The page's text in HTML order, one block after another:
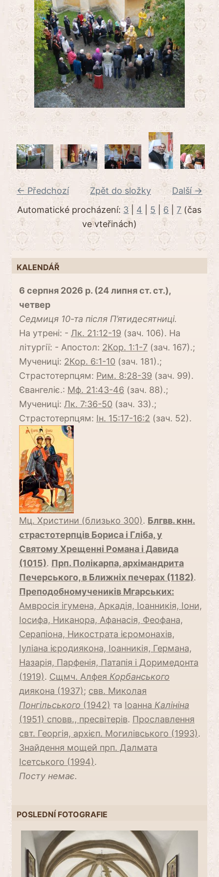
← Předchozí Další →
Zpět do složky
Automatické procházení: 3| 4 5 6 7 (čas
ve vteřinách)
KALENDÁŘ
6 серпня 2026 р. (24 липня ст. ст.),
четвер
Cедмиця 10-та після П’ятидесятниці.
На утрені: - Лк. 21:12-19 (зач. 106). На
літургії: - Апостол: 2Кор. 1:1-7(зач. 167).;
Мучениці: 2Кор. 6:1-10 (зач. 181).;
Страстотерпцям: Рим. 8:28-39 (зач. 99).
Євангеліє.: Мф. 21:43-46 (зач. 88).;
Мучениці: Лк. 7:36-50 (зач. 33).;
Страстотерпцям: Ін. 15:17-16:2 (зач. 52).
Мц. Христини (близько 300). Блгвв. кнн.
страстотерпців Бориса і Гліба, у
Святому Хрещенні Романа і Давида
(1015). Прп. Полікарпа, архімандрита
Печерського, в Ближніх печерах (1182).
Преподобномучеників Мгарських:
Амвросія ігумена, Аркадія, Іоанникія, Іони,
Іосифа, Никанора, Афанасія, Феофана,
Серапіона, Никострата ієромонахів,
Іуліана ієродиякона, Іоанникія, Германа,
Назарія, Парфенія, Патапія і Доримедонта
(1919). Сщмч. Алфея Корбанського
диякона (1937); свв. Миколая
Понгільського (1942) та Іоанна Калініна
(1951) сповв., пресвітерів. Прославлення
свт. Георгія, архієп. Могилівського (1993).
Знайдення мощей прп. Далмата
Ісетського (1994).
Посту немає.
POSLEDNÍ FOTOGRAFIE